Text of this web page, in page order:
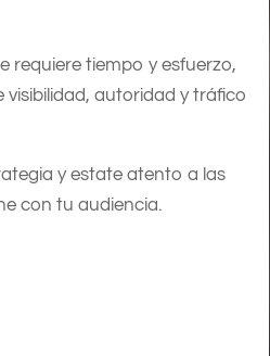
requiere tiempo y esfuerzo,
autoridad y tráfico
y estate atento a las
con tu audiencia.